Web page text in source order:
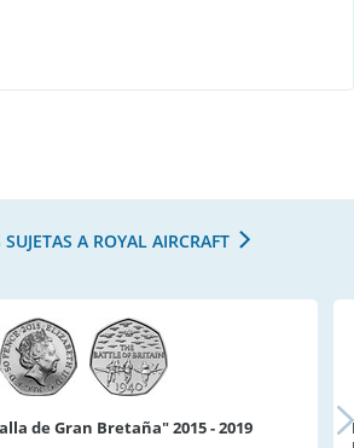
A ROYAL AIRCRAFT
de Gran Bretaña" 2015 - 2019